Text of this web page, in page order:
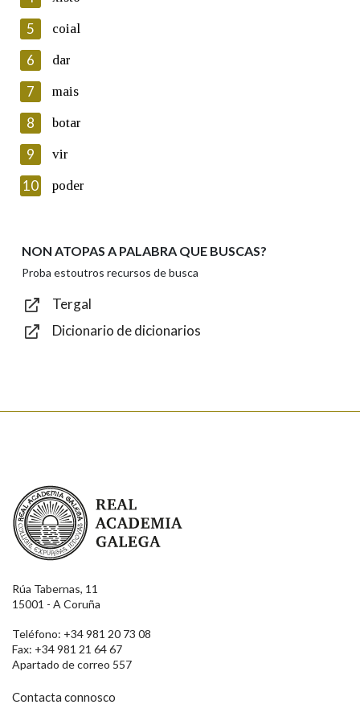
Lin e acepto as condicións da política de
Introduce o código que aparece na imaxe:
Texto de verificación
Enviar
5 coial
6 dar
7 mais
8 botar
9 vir
10 poder
NON ATOPAS A PALABRA QUE BUSCAS?
Proba estoutros recursos de busca
Tergal
Dicionario de dicionarios
Real Academia Galega
Rúa Tabernas, 11
15001 - A Coruña
Teléfono: +34 981 20 73 08
Fax: +34 981 21 64 67
Apartado de correo 557
Contacta connosco